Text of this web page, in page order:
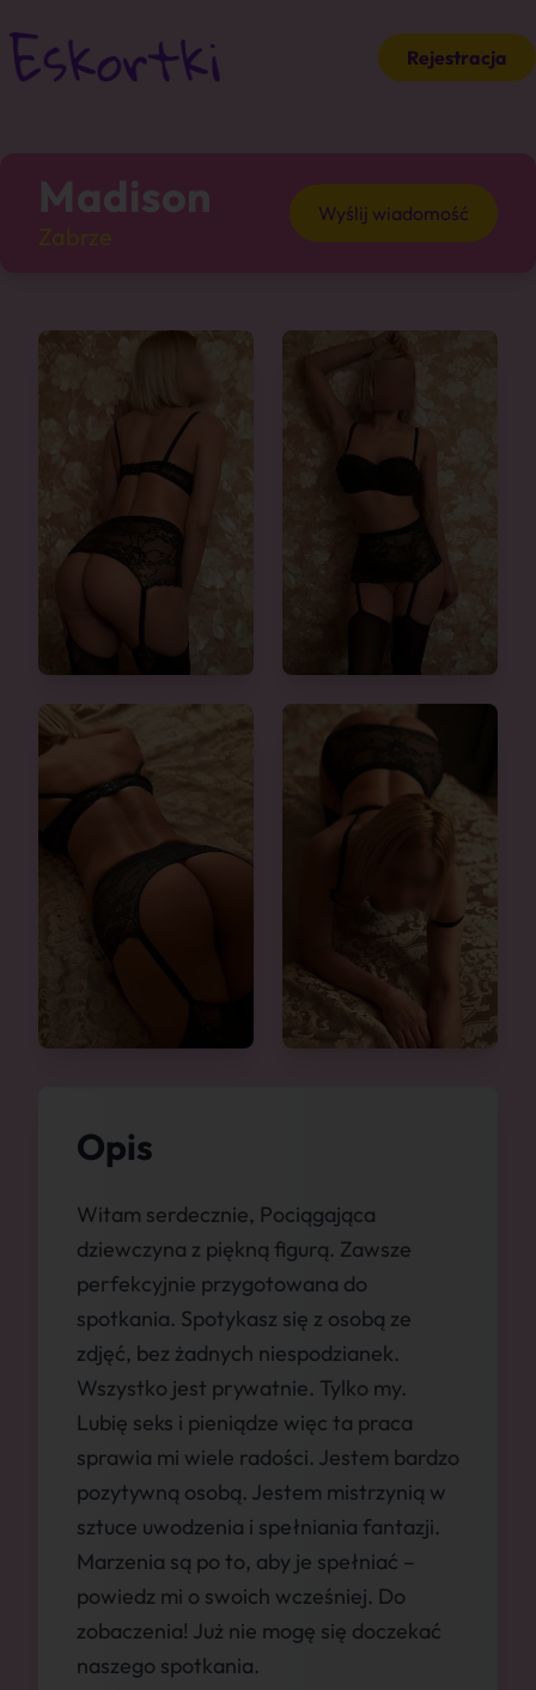
Rejestracja
Madison Wyślij wiadomość
Opis
Witam serdecznie, Pociągająca
dziewczyna z piękną figurą. Zawsze
perfekcyjnie przygotowana do
spotkania. Spotykasz się z osobą ze
zdjęć, bez żadnych niespodzianek.
Wszystko jest prywatnie. Tylko my.
Lubię seks i pieniądze więc ta praca
sprawia mi wiele radości. Jestem bardzo
pozytywną osobą. Jestem mistrzynią w
sztuce uwodzenia i spełniania fantazji.
Marzenia są po to, aby je spełniać –
powiedz mi o swoich wcześniej. Do
zobaczenia! Już nie mogę się doczekać
naszego spotkania.